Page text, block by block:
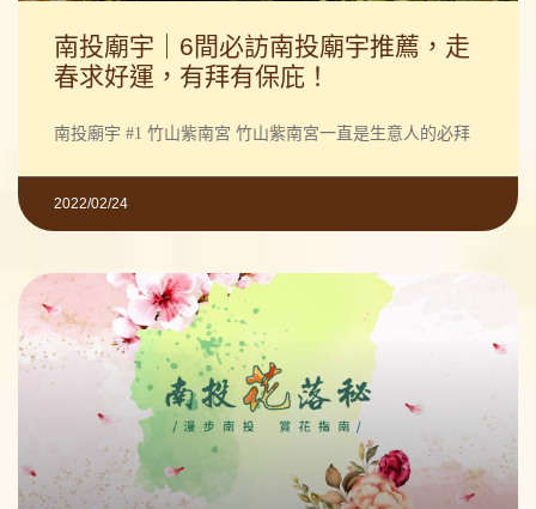
南投廟宇｜6間必訪南投廟宇推薦，走
春求好運，有拜有保庇！
南投廟宇 #1 竹山紫南宮 竹山紫南宮一直是生意人的必拜
2022/02/24